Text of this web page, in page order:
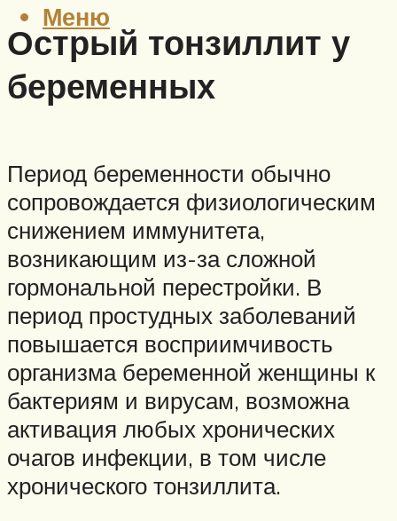
Меню
Острый тонзиллит у
беременных
Период беременности обычно
сопровождается физиологическим
снижением иммунитета,
возникающим из-за сложной
гормональной перестройки. В
период простудных заболеваний
повышается восприимчивость
организма беременной женщины к
бактериям и вирусам, возможна
активация любых хронических
очагов инфекции, в том числе
хронического тонзиллита.